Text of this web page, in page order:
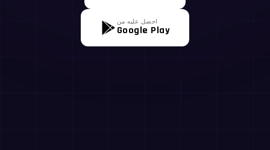
احصل عليه من
Google Play